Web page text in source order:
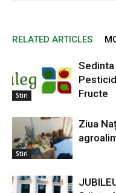
RELATED ARTICLES
Stiri
Fructe
Stiri
Ziua